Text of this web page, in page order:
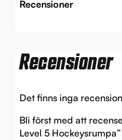
Recensioner
Recensioner
Det finns inga
Bli först med att
Level 5 Hockeysrumpa”